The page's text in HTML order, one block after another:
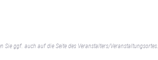
ggf. auch auf die Seite des Veranstalters/Veranstaltungsortes.